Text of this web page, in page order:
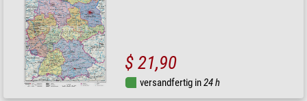
$ 21,90
versandfertig in24 h